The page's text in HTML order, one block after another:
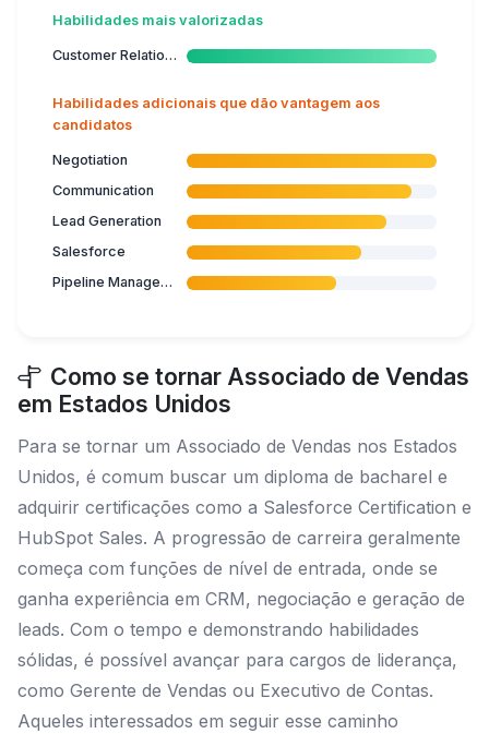
Habilidades mais valorizadas
Customer Relationship Management
Habilidades adicionais que dão vantagem aos
candidatos
Negotiation
Communication
Lead Generation
Salesforce
Pipeline Management
Como se tornar Associado de Vendas
em Estados Unidos
Para se tornar um Associado de Vendas nos Estados
Unidos, é comum buscar um diploma de bacharel e
adquirir certificações como a Salesforce Certification e
HubSpot Sales. A progressão de carreira geralmente
começa com funções de nível de entrada, onde se
ganha experiência em CRM, negociação e geração de
leads. Com o tempo e demonstrando habilidades
sólidas, é possível avançar para cargos de liderança,
como Gerente de Vendas ou Executivo de Contas.
Aqueles interessados em seguir esse caminho